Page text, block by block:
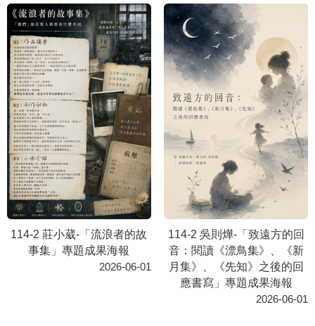
114-2 莊小葳-「流浪者的故
事集」專題成果海報
2026-06-01
114-2 吳則燁-「致遠方的回
音：閱讀《漂鳥集》、《新
月集》、《先知》之後的回
應書寫」專題成果海報
2026-06-01